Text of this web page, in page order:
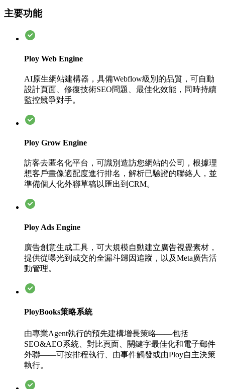
主要功能
Ploy Web Engine
AI原生網站建構器，具備Webflow級別的品質，可自動
設計頁面、修復技術SEO問題、最佳化效能，同時持續
監控競爭對手。
Ploy Grow Engine
訪客去匿名化平台，可識別造訪您網站的公司，根據理
想客戶畫像適配度進行排名，解析已驗證的聯絡人，並
準備個人化外聯草稿以匯出到CRM。
Ploy Ads Engine
廣告創意生成工具，可大規模自動建立廣告視覺素材，
提供從曝光到成交的全漏斗歸因追蹤，以及Meta廣告活
動管理。
PloyBooks策略系統
由專業Agent執行的預先建構增長策略——包括
SEO&AEO系統、對比頁面、關鍵字最佳化和電子郵件
外聯——可按排程執行、由事件觸發或由Ploy自主決策
執行。